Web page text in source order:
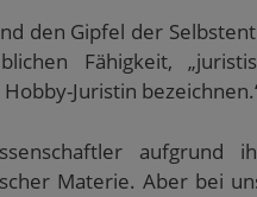
den Gipfel der
Fähigkeit,
Juristin
aufgrund
Materie. Aber bei